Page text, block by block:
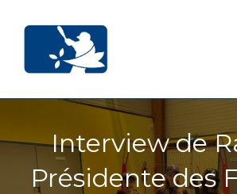
Interview de
Présidente des